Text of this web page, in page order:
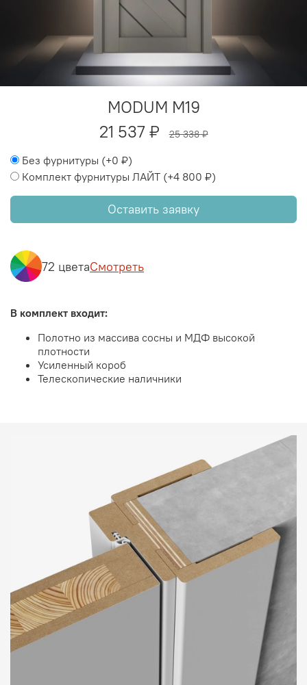
MODUM M19
21 537 ₽
25 338 ₽
Без фурнитуры (+0 ₽)
Комплект фурнитуры ЛАЙТ (+4 800 ₽)
Оставить заявку
72 цветаСмотреть
В комплект входит:
Полотно из массива сосны и МДФ высокой
плотности
Усиленный короб
Телескопические наличники